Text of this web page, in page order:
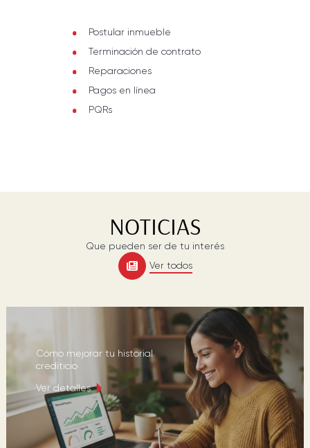
Postular inmueble
Terminación de contrato
Reparaciones
Pagos en línea
PQRs
NOTICIAS
Que pueden ser de tu interés
Ver todos
Cómo mejorar tu historial
crediticio
Ver detalles